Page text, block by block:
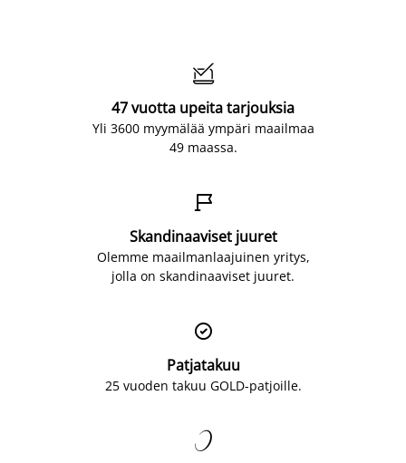

47 vuotta upeita tarjouksia
Yli 3600 myymälää ympäri maailmaa
49 maassa.

Skandinaaviset juuret
Olemme maailmanlaajuinen yritys,
jolla on skandinaaviset juuret.

Patjatakuu
25 vuoden takuu GOLD-patjoille.
